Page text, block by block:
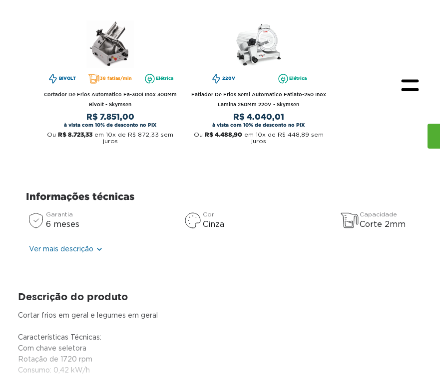
BIVOLT 38 fatias/min Elétrica
Cortador De Frios Automatico Fa-300l Inox 300Mm
Bivolt - Skymsen
R$ 7.851 ,00
à vista com 10% de desconto no PIX
Ou R$ 8.723,33 em 10x de R$ 872 33 sem
juros
220V Elétrica
Fatiador De Frios Semi Automatico Fatiato-250 Inox
Lamina 250Mm 220V - Skymsen
R$ 4.040,01
à vista com 10% de desconto no PIX
Ou R$ 4.488,90em 10x de R$ 448 89 sem
juros
Informações técnicas
Garantia
6 meses
Cor
Cinza
Capacidade
Corte 2mm
Ver mais descrição
Descrição do produto
Cortar frios em geral e legumes em geral
Características Técnicas:
Com chave seletora
Rotação de 1720 rpm
Consumo: 0,42 kW/h